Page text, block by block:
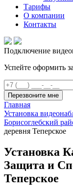
Тарифы
О компании
Контакты
Подключение
Успейте оформить
Перезвоните мне
Главная
Установка
Борисоглебский
деревня Теперское
Установка
Защита и
Теперское